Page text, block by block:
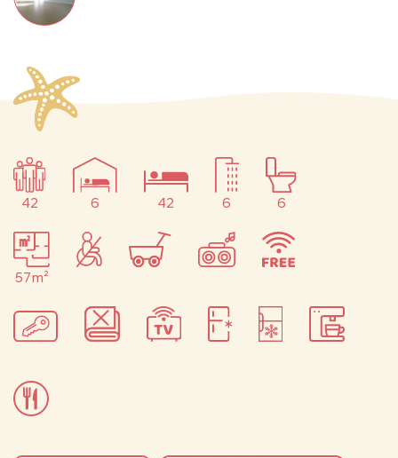
42 6 42 6 6
57m²